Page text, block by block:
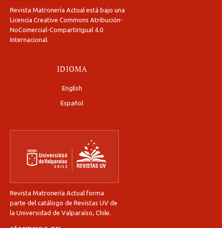
Revista Matronería Actual está bajo una
Licencia Creative Commons Atribución-
NoComercial-CompartirIgual 4.0
Internacional
IDIOMA
English
Español
Revista Matronería Actual forma
parte del catálogo de Revistas UV de
la Universidad de Valparaíso, Chile.